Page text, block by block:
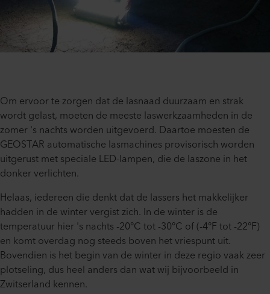
Om ervoor te zorgen dat de lasnaad duurzaam en strak
wordt gelast, moeten de meeste laswerkzaamheden in de
zomer 's nachts worden uitgevoerd. Daartoe moesten de
GEOSTAR automatische lasmachines provisorisch worden
uitgerust met speciale LED-lampen, die de laszone in het
donker verlichten.
Helaas, iedereen die denkt dat de lassers het makkelijker
hadden in de winter vergist zich. In de winter is de
temperatuur hier 's nachts -20°C tot -30°C of (-4°F tot -22°F)
en komt overdag nog steeds boven het vriespunt uit.
Bovendien is het begin van de winter in deze regio vaak zeer
plotseling, dus heel anders dan wat wij bijvoorbeeld in
Zwitserland kennen.